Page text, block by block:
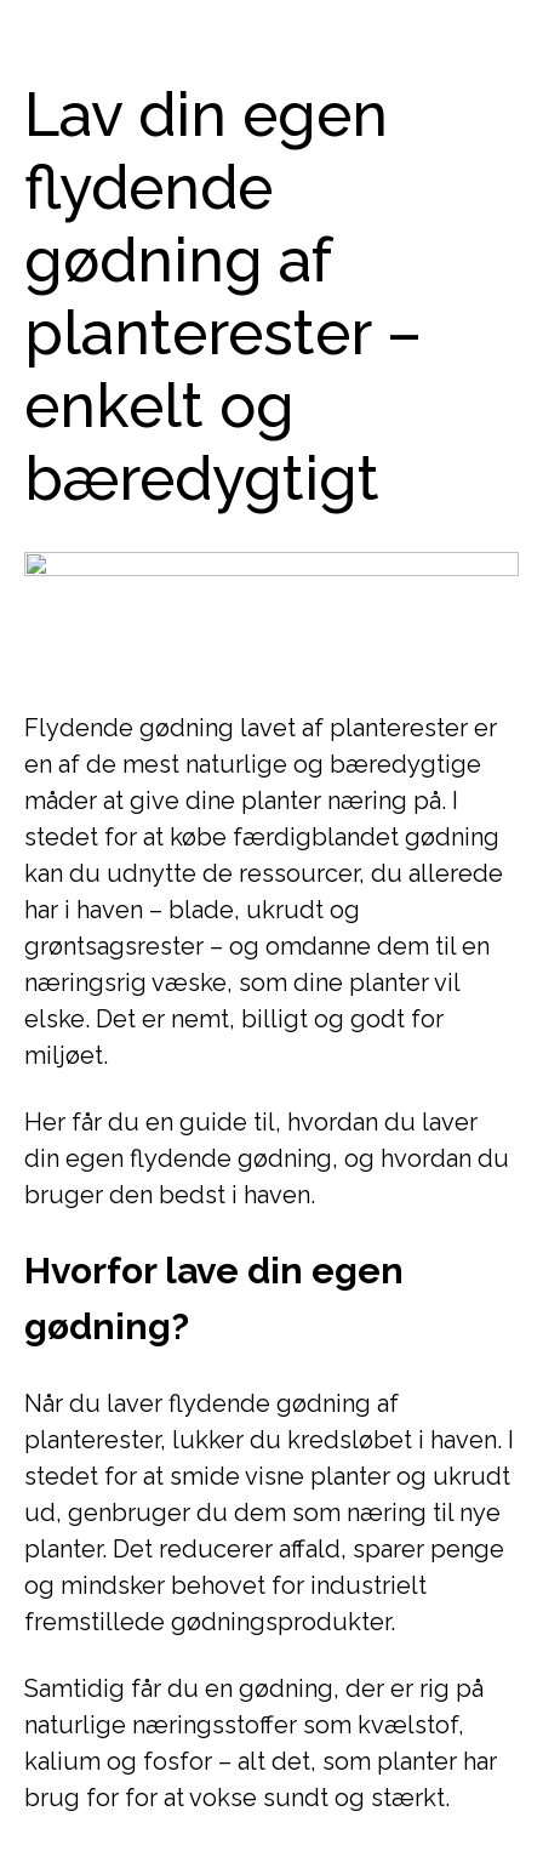
Lav din egen
flydende
gødning af
planterester –
enkelt og
bæredygtigt
Flydende gødning lavet af planterester er
en af de mest naturlige og bæredygtige
måder at give dine planter næring på. I
stedet for at købe færdigblandet gødning
kan du udnytte de ressourcer, du allerede
har i haven – blade, ukrudt og
grøntsagsrester – og omdanne dem til en
næringsrig væske, som dine planter vil
elske. Det er nemt, billigt og godt for
miljøet.
Her får du en guide til, hvordan du laver
din egen flydende gødning, og hvordan du
bruger den bedst i haven.
Hvorfor lave din egen
gødning?
Når du laver flydende gødning af
planterester, lukker du kredsløbet i haven. I
stedet for at smide visne planter og ukrudt
ud, genbruger du dem som næring til nye
planter. Det reducerer affald, sparer penge
og mindsker behovet for industrielt
fremstillede gødningsprodukter.
Samtidig får du en gødning, der er rig på
naturlige næringsstoffer som kvælstof,
kalium og fosfor – alt det, som planter har
brug for for at vokse sundt og stærkt.